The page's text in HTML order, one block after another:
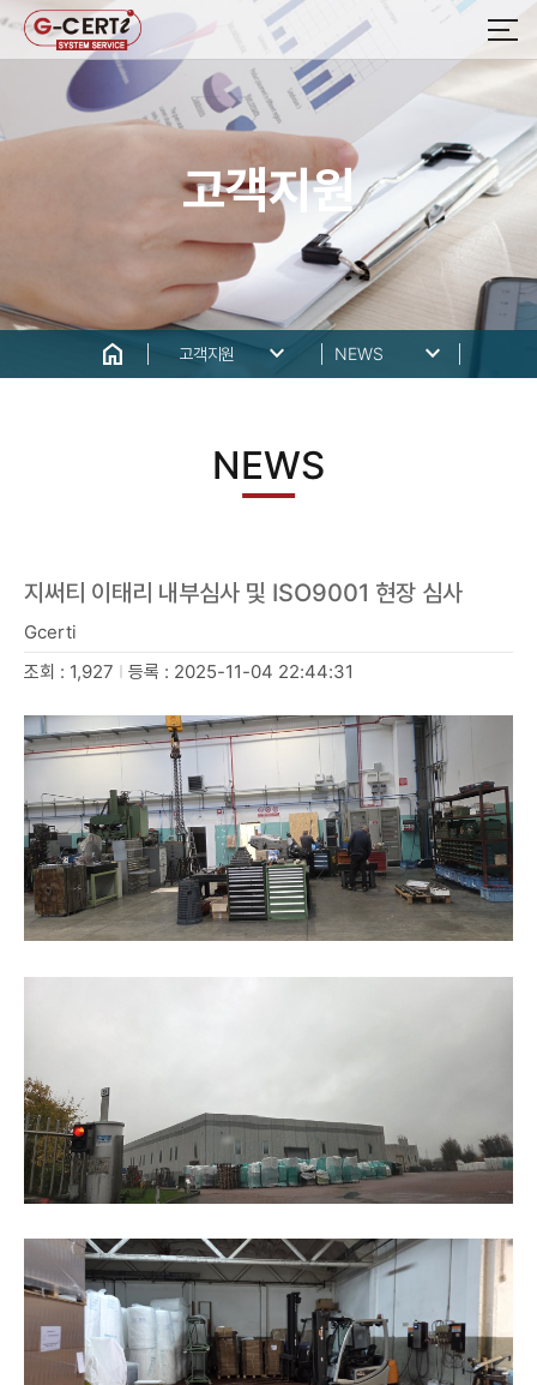
고객지원
home 고객지원 keyboard_arrow_down NEWS keyboard_arrow_down
NEWS
지써티 이태리 내부심사 및 ISO9001 현장 심사
Gcerti
조회 : 1,927 I 등록 : 2025-11-04 22:44:31